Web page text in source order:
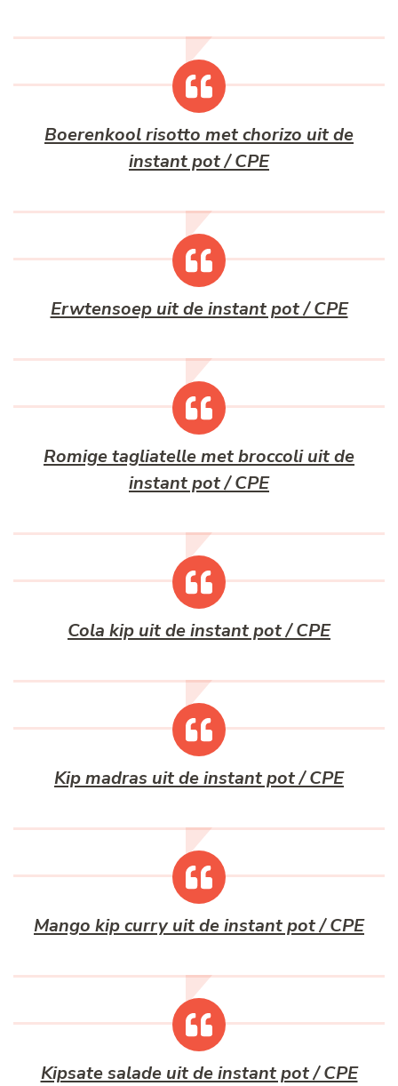
Boerenkool risotto met chorizo uit de
instant pot / CPE
Erwtensoep uit de instant pot / CPE
Romige tagliatelle met broccoli uit de
instant pot / CPE
Cola kip uit de instant pot / CPE
Kip madras uit de instant pot / CPE
Mango kip curry uit de instant pot / CPE
Kipsate salade uit de instant pot / CPE